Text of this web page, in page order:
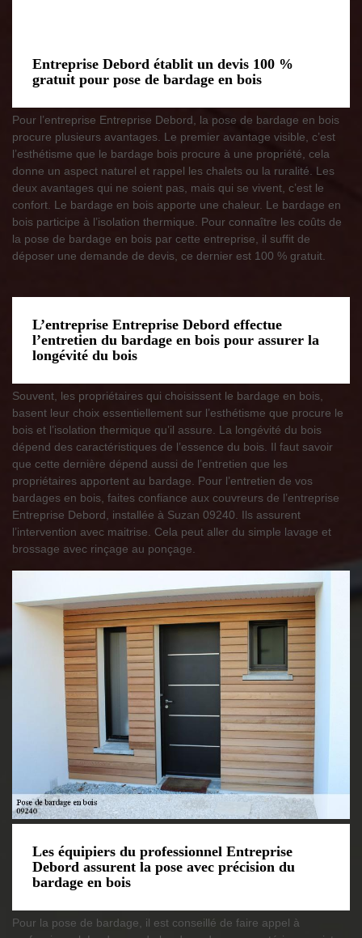
Entreprise Debord établit un devis 100 %
gratuit pour pose de bardage en bois
Pour l’entreprise Entreprise Debord, la pose de bardage en bois
procure plusieurs avantages. Le premier avantage visible, c’est
l’esthétisme que le bardage bois procure à une propriété, cela
donne un aspect naturel et rappel les chalets ou la ruralité. Les
deux avantages qui ne soient pas, mais qui se vivent, c’est le
confort. Le bardage en bois apporte une chaleur. Le bardage en
bois participe à l’isolation thermique. Pour connaître les coûts de
la pose de bardage en bois par cette entreprise, il suffit de
déposer une demande de devis, ce dernier est 100 % gratuit.
L’entreprise Entreprise Debord effectue
l’entretien du bardage en bois pour assurer la
longévité du bois
Souvent, les propriétaires qui choisissent le bardage en bois,
basent leur choix essentiellement sur l’esthétisme que procure le
bois et l’isolation thermique qu’il assure. La longévité du bois
dépend des caractéristiques de l’essence du bois. Il faut savoir
que cette dernière dépend aussi de l’entretien que les
propriétaires apportent au bardage. Pour l’entretien de vos
bardages en bois, faites confiance aux couvreurs de l’entreprise
Entreprise Debord, installée à Suzan 09240. Ils assurent
l’intervention avec maitrise. Cela peut aller du simple lavage et
brossage avec rinçage au ponçage.
Les équipiers du professionnel Entreprise
Debord assurent la pose avec précision du
bardage en bois
Pour la pose de bardage, il est conseillé de faire appel à